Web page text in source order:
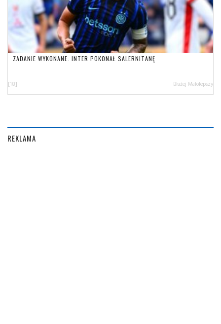
ZADANIE WYKONANE. INTER POKONAŁ SALERNITANĘ
[18] Błażej Małolepszy
REKLAMA